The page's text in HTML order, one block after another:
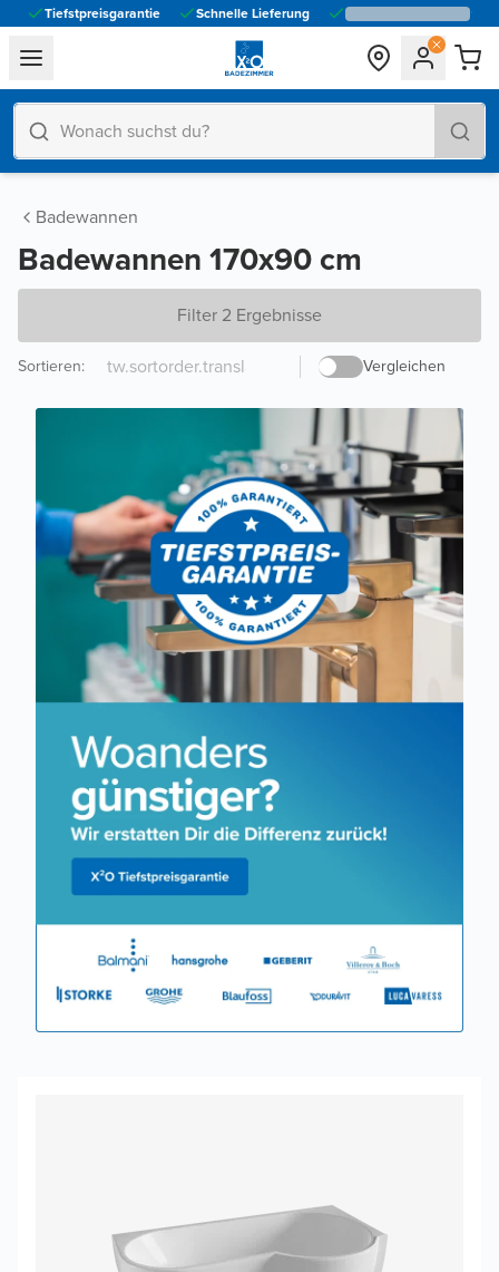
Tiefstpreisgarantie Schnelle Lieferung
general.navigation.toggle_menu.label
Badewannen
Badewannen 170x90 cm
Filter 2 Ergebnisse
Vergleichen
Sortieren: